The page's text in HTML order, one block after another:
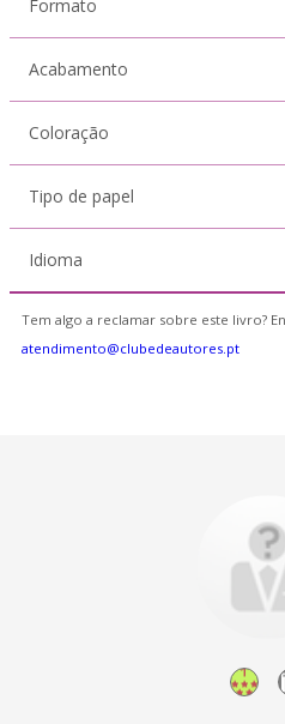
Formato
Acabamento
Coloração
Tipo de papel
Idioma
Tem algo a reclamar sobre este livro?
atendimento@clubedeautores.pt